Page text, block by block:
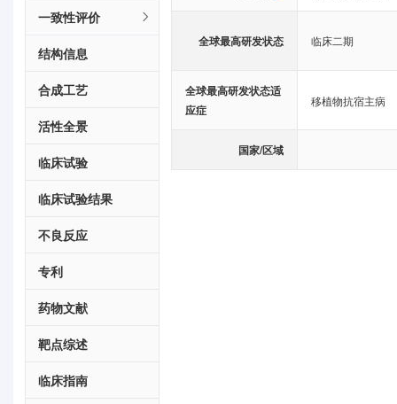
一致性评价
结构信息
合成工艺
活性全景
临床试验
临床试验结果
不良反应
专利
药物文献
靶点综述
临床指南
全球最高研发状态 临床二期
全球最高研发状态适
应症
移植物抗宿主病
国家/区域